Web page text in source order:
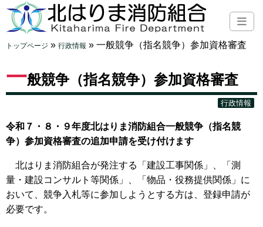
トップページ » 行政情報 » 一般競争（指名競争）参加資格審査
一般競争（指名競争）参加資格審査
行政情報
令和７・８・９年度北はりま消防組合一般競争（指名競
争）参加資格審査の追加申請を受け付けます
北はりま消防組合が発注する「建設工事関係」、「測
量・建設コンサルト等関係」、「物品・役務提供関係」に
おいて、競争入札等に参加しようとする方は、登録申請が
必要です。